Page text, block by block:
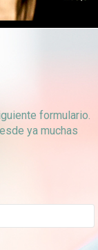
formulario.
ya muchas